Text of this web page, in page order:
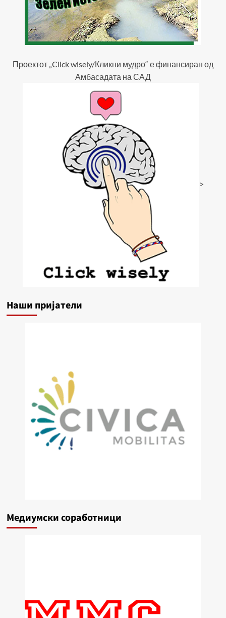
Проектот „Click wisely/Кликни мудро“ е финансиран од
Амбасадата на САД
>
Наши пријатели
Медиумски соработници